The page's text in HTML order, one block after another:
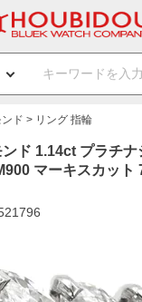
ド リング 指輪
ド 1.14ct プラチナ
マーキスカット